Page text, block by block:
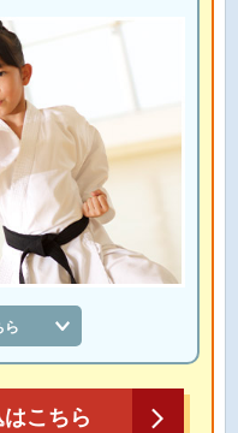
ら
こちら